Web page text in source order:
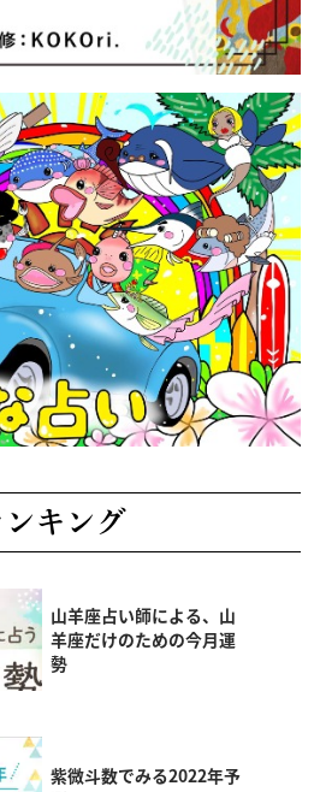
ンキング
山羊座占い師による、山
羊座だけのための今月運
勢
紫微斗数でみる2022年予